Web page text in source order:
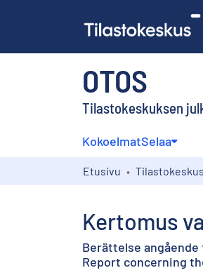
OTOS
Tilastokeskuksen
KokoelmatSelaa
Etusivu Tilastokeskus
Kertomus
Berättelse
Report concerning